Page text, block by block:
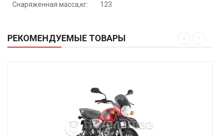
Снаряженная масса,кг:
123
РЕКОМЕНДУЕМЫЕ ТОВАРЫ